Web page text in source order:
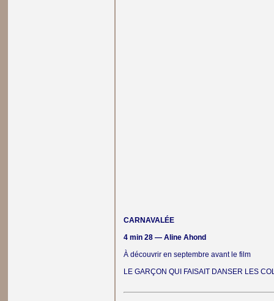
CARNAVALÉE
4 min 28 — Aline Ahond
À découvrir en septembre avant le film
LE GARÇON QUI FAISAIT DANSER LES